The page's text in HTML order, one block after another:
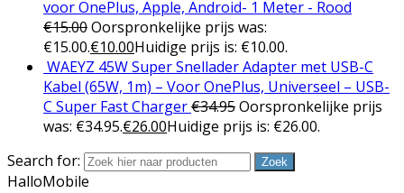
voor OnePlus, Apple, Android- 1 Meter - Rood
€15.00Oorspronkelijke prijs was:
€15.00.€10.00Huidige prijs is: €10.00.
WAEYZ 45W Super Snellader Adapter met USB-C
Kabel (65W, 1m) – Voor OnePlus, Universeel – USB-
C Super Fast Charger€34.95Oorspronkelijke prijs
was: €34.95.€26.00Huidige prijs is: €26.00.
Search for:
Zoek
HalloMobile